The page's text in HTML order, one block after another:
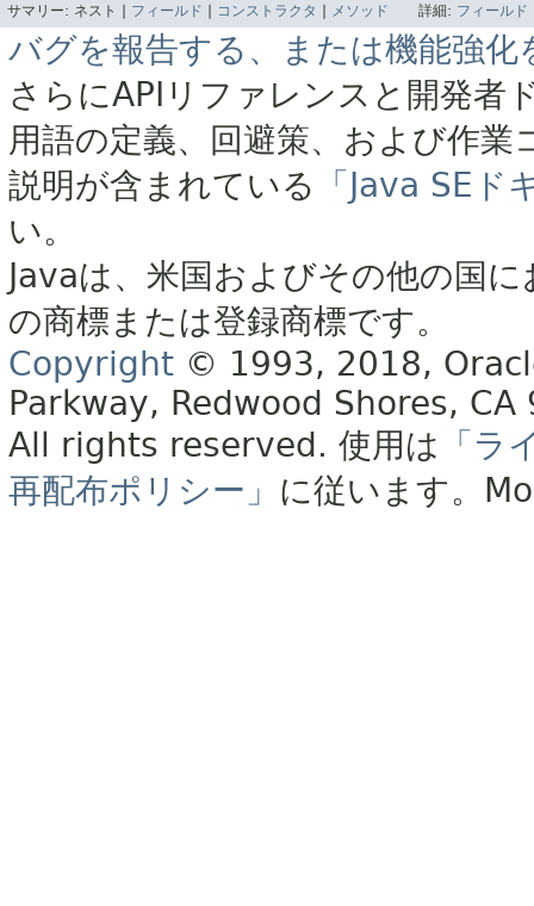
サマリー: ネスト | フィールド | コンストラクタ | メソッド 詳細: フィールド
バグを報告する、または機能強化
さらにAPIリファレンスと開発者
用語の定義、回避策、および作
説明が含まれている
「Java SE
い。
Javaは、米国およびその他の国
の商標または登録商標です。
Copyright © 1993, 2018,
Parkway, Redwood Shores, CA
All rights reserved. 使用は 「ラ
再配布ポリシー」 に従います。